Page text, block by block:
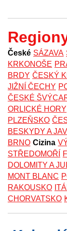
České SÁZAVA
KRKONOŠE
BRDY ČESKÝ
JIŽNÍ ČECHY
ČESKÉ
ORLICKÉ HORY
PLZEŇSKO
BESKYDY A
BRNO Cizina
STŘEDOMOŘÍ
DOLOMITY A
MONT BLANC
RAKOUSKO
CHORVATSKO